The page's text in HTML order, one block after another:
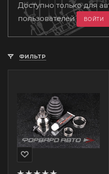
Доступно только для
пользователей
ВОЙТИ
ФИЛЬТР